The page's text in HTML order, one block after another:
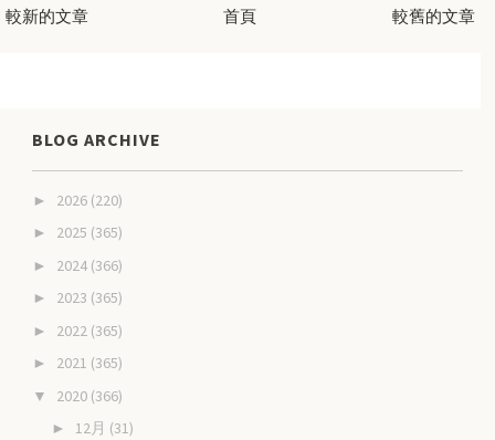
較新的文章 較舊的文章
首頁
BLOG ARCHIVE
► 2026 (220)
► 2025 (365)
► 2024 (366)
► 2023 (365)
► 2022 (365)
► 2021 (365)
▼ 2020 (366)
► 12月 (31)